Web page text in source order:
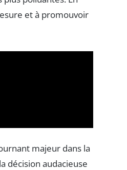
et à promouvoir
majeur dans la
décision audacieuse